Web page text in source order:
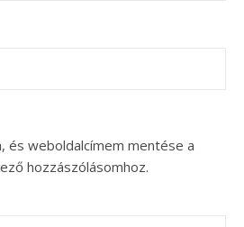
és weboldalcímem mentése a
hozzászólásomhoz.